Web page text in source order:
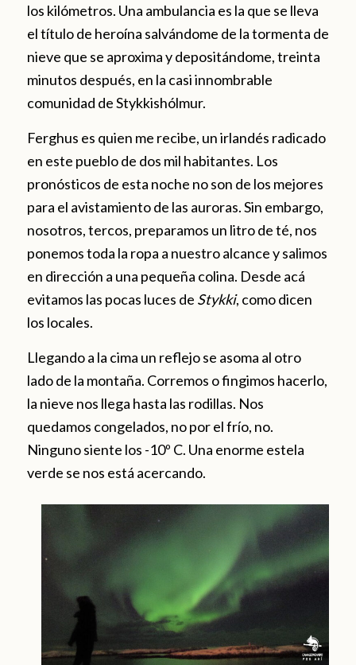
los kilómetros. Una ambulancia es la que se lleva
el título de heroína salvándome de la tormenta de
nieve que se aproxima y depositándome, treinta
minutos después, en la casi innombrable
comunidad de Stykkishólmur.
Ferghus es quien me recibe, un irlandés radicado
en este pueblo de dos mil habitantes. Los
pronósticos de esta noche no son de los mejores
para el avistamiento de las auroras. Sin embargo,
nosotros, tercos, preparamos un litro de té, nos
ponemos toda la ropa a nuestro alcance y salimos
en dirección a una pequeña colina. Desde acá
evitamos las pocas luces de Stykki, como dicen
los locales.
Llegando a la cima un reflejo se asoma al otro
lado de la montaña. Corremos o fingimos hacerlo,
la nieve nos llega hasta las rodillas. Nos
quedamos congelados, no por el frío, no.
Ninguno siente los -10º C. Una enorme estela
verde se nos está acercando.